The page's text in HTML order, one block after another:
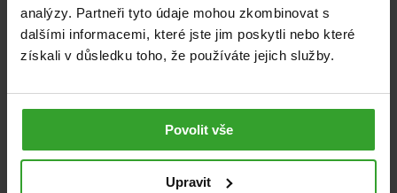
analýzy. Partneři tyto údaje mohou zkombinovat s
dalšími informacemi, které jste jim poskytli nebo které
získali v důsledku toho, že používáte jejich služby.
Povolit vše
Upravit